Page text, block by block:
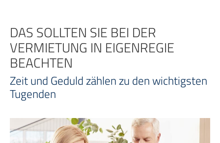
springenDAS SOLLTEN SIE BEI DER
VERMIETUNG IN EIGENREGIE
BEACHTEN
Zeit und Geduld zählen zu den wichtigsten
Tugenden